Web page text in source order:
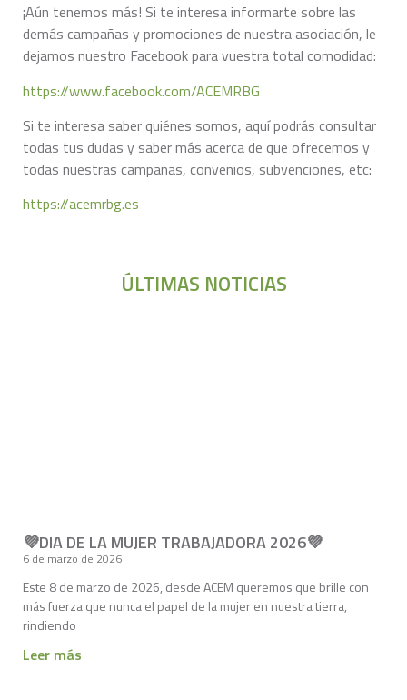
¡Aún tenemos más! Si te interesa informarte sobre las
demás campañas y promociones de nuestra asociación, le
dejamos nuestro Facebook para vuestra total comodidad:
https://www.facebook.com/ACEMRBG
Si te interesa saber quiénes somos, aquí podrás consultar
todas tus dudas y saber más acerca de que ofrecemos y
todas nuestras campañas, convenios, subvenciones, etc:
https://acemrbg.es
ÚLTIMAS NOTICIAS
💜DIA DE LA MUJER TRABAJADORA 2026💜
6 de marzo de 2026
Este 8 de marzo de 2026, desde ACEM queremos que brille con
más fuerza que nunca el papel de la mujer en nuestra tierra,
rindiendo
Leer más